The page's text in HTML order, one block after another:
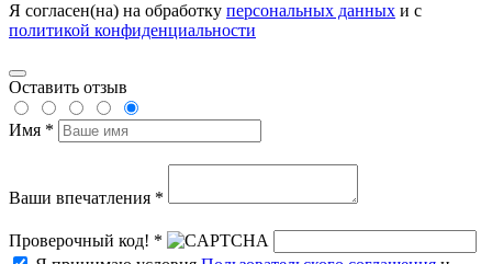
Я согласен(на) на обработку персональных данных и с
политикой конфиденциальности
Оставить отзыв
Имя *
Ваши впечатления *
Проверочный код! *